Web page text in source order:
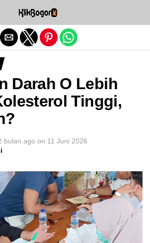
Darah O Lebih
Tinggi,
bulan ago on 11 Juni 2026
Exit mobile version